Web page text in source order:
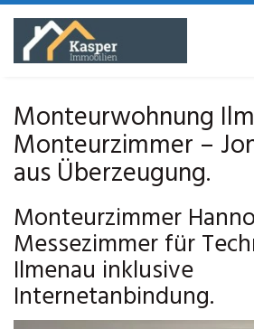
Skip
main
Monteurwohnung
Monteurzimmer –
aus Überzeugung.
Monteurzimmer
Messezimmer für
Ilmenau inklusive
Internetanbindung.